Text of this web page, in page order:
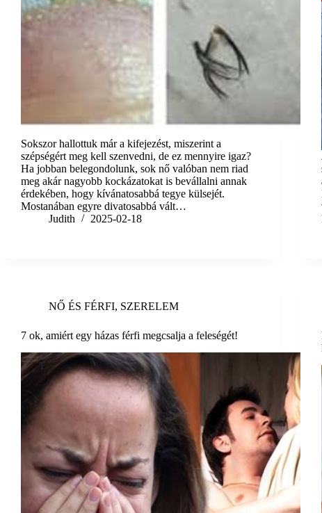
Sokszor hallottuk már a kifejezést, miszerint a
szépségért meg kell szenvedni, de ez mennyire igaz?
Ha jobban belegondolunk, sok nő valóban nem riad
meg akár nagyobb kockázatokat is bevállalni annak
érdekében, hogy kívánatosabbá tegye külsejét.
Mostanában egyre divatosabbá vált…
Judith
2025-02-18
NŐ ÉS FÉRFI, SZERELEM
7 ok, amiért egy házas férfi megcsalja a feleségét!